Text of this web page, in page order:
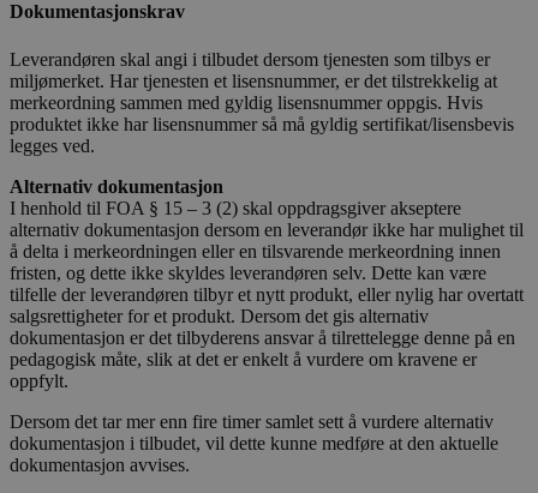
Dokumentasjonskrav
Leverandøren skal angi i tilbudet dersom tjenesten som tilbys er
miljømerket. Har tjenesten et lisensnummer, er det tilstrekkelig at
merkeordning sammen med gyldig lisensnummer oppgis. Hvis
produktet ikke har lisensnummer så må gyldig sertifikat/lisensbevis
legges ved.
Alternativ dokumentasjon
I henhold til FOA § 15 – 3 (2) skal oppdragsgiver akseptere
alternativ dokumentasjon dersom en leverandør ikke har mulighet til
å delta i merkeordningen eller en tilsvarende merkeordning innen
fristen, og dette ikke skyldes leverandøren selv. Dette kan være
tilfelle der leverandøren tilbyr et nytt produkt, eller nylig har overtatt
salgsrettigheter for et produkt. Dersom det gis alternativ
dokumentasjon er det tilbyderens ansvar å tilrettelegge denne på en
pedagogisk måte, slik at det er enkelt å vurdere om kravene er
oppfylt.
Dersom det tar mer enn fire timer samlet sett å vurdere alternativ
dokumentasjon i tilbudet, vil dette kunne medføre at den aktuelle
dokumentasjon avvises.